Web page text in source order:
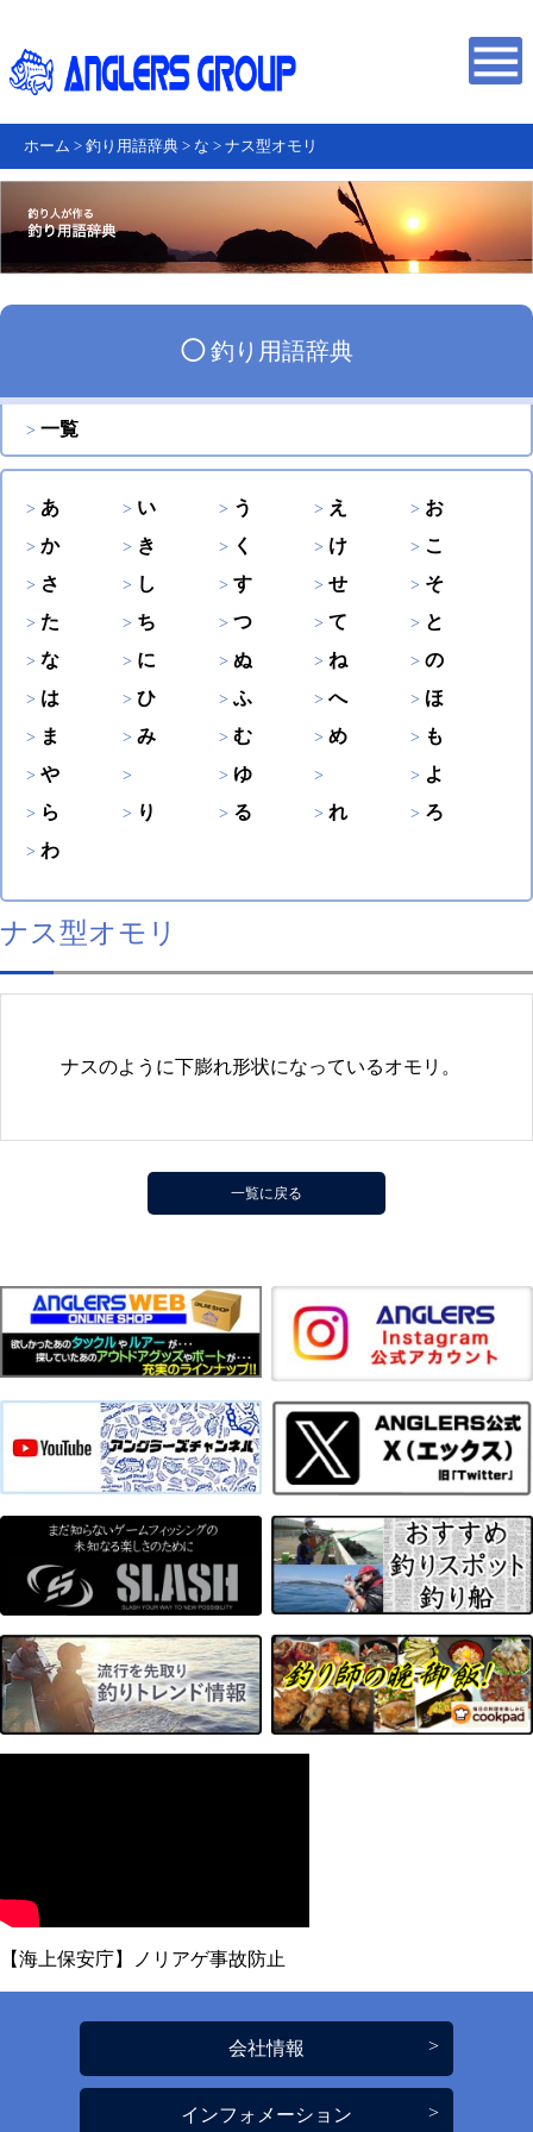
ホーム > 釣り用語辞典 > な > ナス型オモリ
◯釣り用語辞典
一覧
あ い う え
お
か
き く け
こ
さ
し す せ
そ
た
ち つ て
と
な
に ぬ ね
の
は
ひ ふ へ
ほ
ま
み む め
も
や
ゆ
よ
ら
り る れ
ろ
わ
ナス型オモリ
ナスのように下膨れ形状になっているオモリ。
一覧に戻る
【海上保安庁】ノリアゲ事故防止
会社情報
インフォメーション